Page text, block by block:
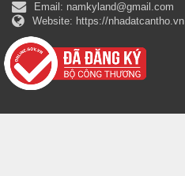
Email: namkyland@gmail.com
Website: https://nhadatcantho.vn